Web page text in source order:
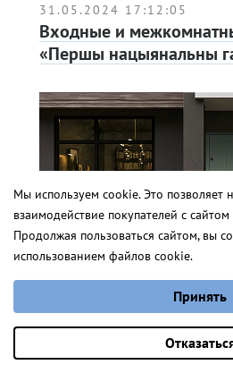
31.05.2024 17:12:05
Входные и
«Першы нацыянальны
12.06.2023 14:52:00
Как купить входную
Мы используем cookie. Это позволяет
взаимодействие покупателей с
Продолжая пользоваться сайтом, вы
использованием файлов cookie.
Выберите настройки cookie
Аналитические/Функциональные
Принять